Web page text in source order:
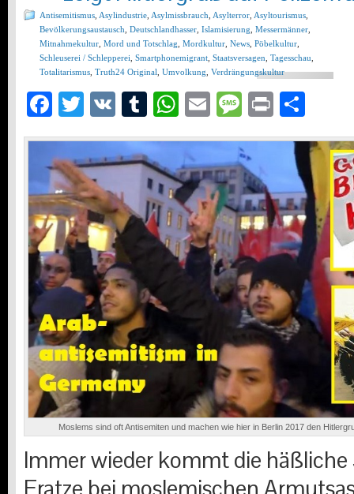
Antisemitismus Asylindustrie Asylmissbrauch Asylterror Asyltourismus
Bevölkerungsaustausch Deutschlandhasser Islamisierung Messermänner
Mitnahmekultur Mord und Totschlag Mordkultur News Pöbelkultur
Schleuserei / Schlepperei Smartphonemigrant Staatsversagen Tagesschau
Totalitarismus Truth24 Original Umvolkung Verdrängungskultur
Facebook
Twitter
VK Tumblr
WhatsApp
EmailMessage
Print
Moslems sind oft Antisemiten und machen wie hier in Berlin 2017 den
Immer wieder kommt die häßliche
Fratze bei moslemischen